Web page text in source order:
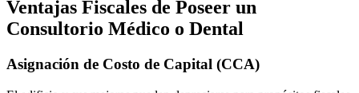
Ventajas Fiscales de Poseer un
Consultorio Médico o Dental
Asignación de Costo de Capital (CCA)